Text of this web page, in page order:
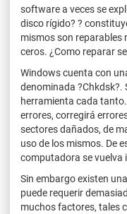
software a veces se
disco rígido? ?
mismos son reparables
ceros. ¿Como reparar
Windows cuenta con
denominada ?Chkdsk?.
herramienta cada
errores, corregirá
sectores dañados, de
uso de los mismos. De
computadora se vuelva
Sin embargo existen
puede requerir
muchos factores, tales